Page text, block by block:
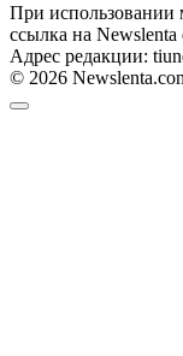
При использовании
ссылка на Newslenta
Адрес редакции:
© 2026